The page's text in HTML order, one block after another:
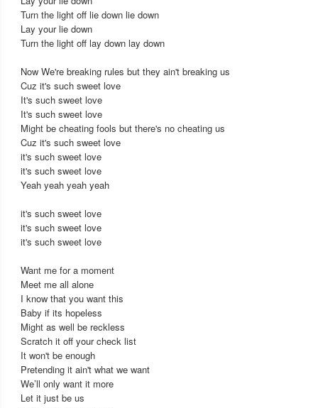
Turn the light off lie down lie down
Lay your lie down
Turn the light off lay down lay down
Now We're breaking rules but they ain't breaking us
Cuz it's such sweet love
It's such sweet love
It's such sweet love
Might be cheating fools but there's no cheating us
Cuz it's such sweet love
it's such sweet love
it's such sweet love
Yeah yeah yeah yeah
it's such sweet love
it's such sweet love
it's such sweet love
Want me for a moment
Meet me all alone
I know that you want this
Baby if its hopeless
Might as well be reckless
Scratch it off your check list
It won't be enough
Pretending it ain't what we want
We’ll only want it more
Let it just be us